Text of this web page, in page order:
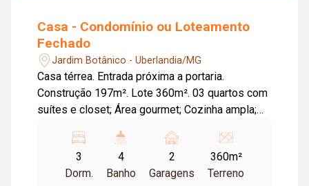
Casa - Condomínio ou Loteamento
Fechado
Jardim Botânico - Uberlandia/MG
Casa térrea. Entrada próxima a portaria.
Construção 197m². Lote 360m². 03 quartos com
suítes e closet; Área gourmet; Cozinha ampla;
para 02 carros; Piscina aquecida em pastilha;
Projeto de iluminação completo; Paisagismo;
Porcelanato Portinari; Esquadrias automatizadas
3
Dorm.
4
Banho
2
Garagens
360m²
Terreno